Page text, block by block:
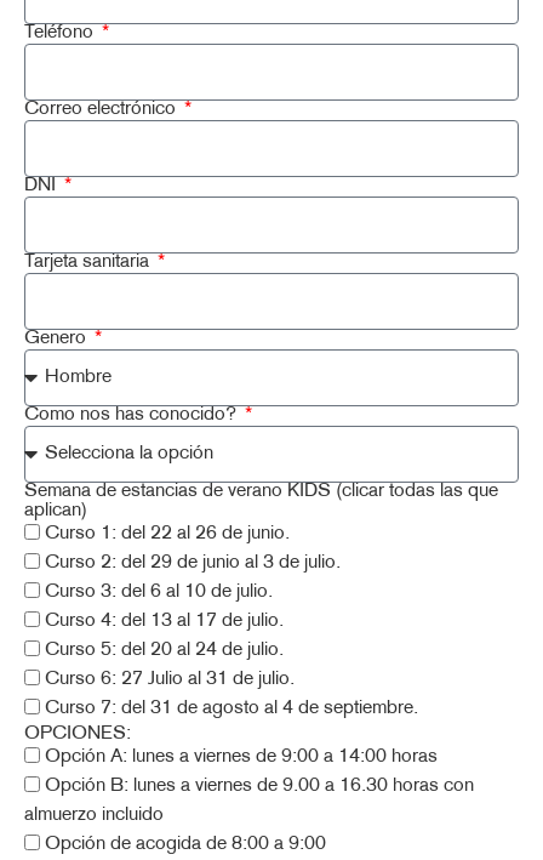
Teléfono
Correo electrónico
DNI
Tarjeta sanitaria
Genero
Como nos has conocido?
Semana de estancias de verano KIDS (clicar todas las que
aplican)
Curso 1: del 22 al 26 de junio.
Curso 2: del 29 de junio al 3 de julio.
Curso 3: del 6 al 10 de julio.
Curso 4: del 13 al 17 de julio.
Curso 5: del 20 al 24 de julio.
Curso 6: 27 Julio al 31 de julio.
Curso 7: del 31 de agosto al 4 de septiembre.
OPCIONES:
Opción A: lunes a viernes de 9:00 a 14:00 horas
Opción B: lunes a viernes de 9.00 a 16.30 horas con
almuerzo incluido
Opción de acogida de 8:00 a 9:00